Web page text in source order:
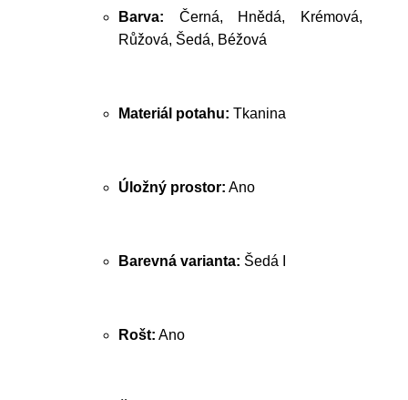
Barva: Černá, Hnědá, Krémová,
Růžová, Šedá, Béžová
Materiál potahu: Tkanina
Úložný prostor: Ano
Barevná varianta: Šedá I
Rošt: Ano